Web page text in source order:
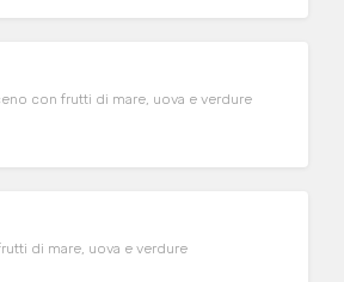
con frutti di mare, uova e verdure
di mare, uova e verdure